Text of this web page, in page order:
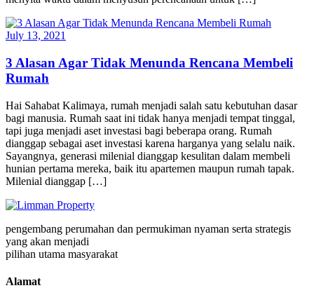
July 13, 2021
3 Alasan Agar Tidak Menunda Rencana Membeli
Rumah
Hai Sahabat Kalimaya, rumah menjadi salah satu kebutuhan dasar
bagi manusia. Rumah saat ini tidak hanya menjadi tempat tinggal,
tapi juga menjadi aset investasi bagi beberapa orang. Rumah
dianggap sebagai aset investasi karena harganya yang selalu naik.
Sayangnya, generasi milenial dianggap kesulitan dalam membeli
hunian pertama mereka, baik itu apartemen maupun rumah tapak.
Milenial dianggap […]
pengembang perumahan dan permukiman nyaman serta strategis
yang akan menjadi
pilihan utama masyarakat
Alamat